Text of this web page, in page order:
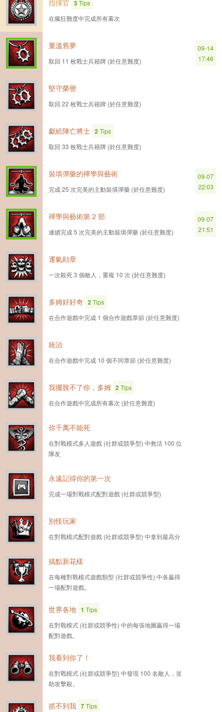
指揮官 3Tips
在瘋狂難度中完成所有幕次
重溫舊夢
取回 11 枚戰士兵籍牌 (於任意難度)
09-14
17:46
堅守榮譽
取回 22 枚戰士兵籍牌 (於任意難度)
獻給陣亡將士 2Tips
取回 33 枚戰士兵籍牌 (於任意難度)
裝填彈藥的禪學與藝術
完成 25 次完美的主動裝填彈藥 (於任意難度)
09-07
22:03
禪學與藝術第 2 部
連續完成 5 次完美的主動裝填彈藥 (於任意難度)
09-07
21:51
運氣勛章
一次殺死 3 個敵人，重複 10 次 (於任意難度)
多姆好好奇 2Tips
在合作遊戲中完成 1 個合作遊戲章節 (於任意難度)
統治
在合作遊戲中完成 10 個不同章節 (於任意難度)
我擺脫不了你，多姆 2Tips
在合作遊戲中完成所有幕次 (於任意難度)
你千萬不能死
在對戰模式多人遊戲 (社群或競爭型) 中救活 100 位
隊友
永遠記得你的第一次
完成一場對戰模式配對遊戲 (社群或競爭型)
別怪玩家
在對戰模式配對遊戲 (社群或競爭型) 中拿到最高分
搞點新花樣
在每種對戰模式遊戲類型 (社群或競爭性) 中各贏得
一場配對遊戲。
世界各地 1 Tips
在對戰模式 (社群或競爭性) 中的每張地圖贏得一場
配對遊戲。
我看到你了！
在對戰模式 (社群或競爭型) 中發現 100 名敵人，並
助攻擊殺。
抓不到我 7Tips